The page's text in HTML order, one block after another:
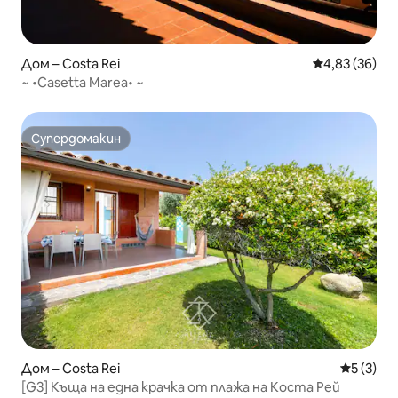
Дом – Costa Rei Средна
4,83 (36)
~ •Casetta Marea• ~
Супердомакин
Супердомакин
Дом – Costa Rei Средна
5 (3)
[G3] Къща на една крачка от плажа на Коста Рей